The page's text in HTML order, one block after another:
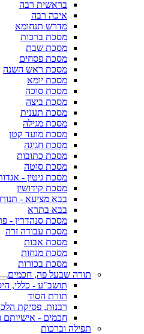
בראשית רבה
איכה רבה
מדרש תנחומא
מסכת ברכות
מסכת שבת
מסכת פסחים
מסכת ראש השנה
מסכת יומא
מסכת סוכה
מסכת ביצה
מסכת תענית
מסכת מגילה
מסכת מועד קטן
מסכת חגיגה
מסכת כתובות
מסכת סוטה
מסכת גיטין -
מסכת קידושין
בבא מציעא -
בבא בתרא
מסכת סנהדרין -
מסכת עבודה זרה
מסכת אבות
מסכת מנחות
מסכת בכורות
תורה שבעל פה, חכמים
תושב"ע - כללי,
תורת הסוד
רבנות, פסיקת
חכמים - אישיותם
תפילה וברכות